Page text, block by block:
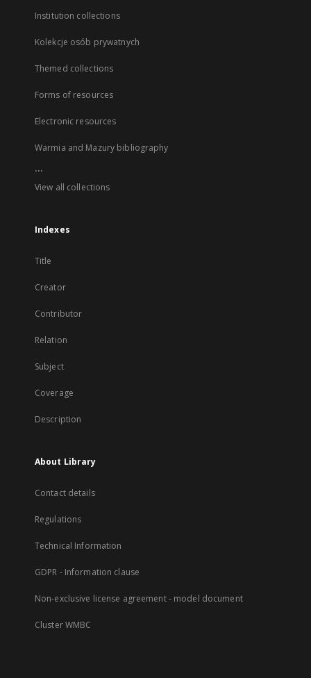
Institution collections
Kolekcje osób prywatnych
Themed collections
Forms of resources
Electronic resources
Warmia and Mazury bibliography
...
View all collections
Indexes
Title
Creator
Contributor
Relation
Subject
Coverage
Description
About Library
Contact details
Regulations
Technical Information
GDPR - Information clause
Non-exclusive license agreement - model document
Cluster WMBC